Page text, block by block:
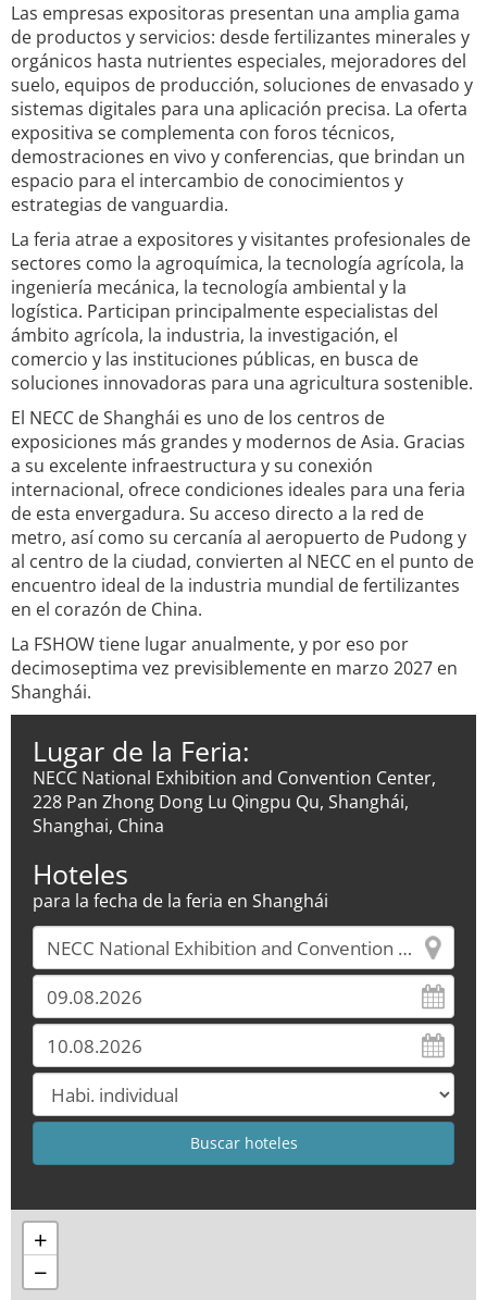
Las empresas expositoras presentan una amplia gama
de productos y servicios: desde fertilizantes minerales y
orgánicos hasta nutrientes especiales, mejoradores del
suelo, equipos de producción, soluciones de envasado y
sistemas digitales para una aplicación precisa. La oferta
expositiva se complementa con foros técnicos,
demostraciones en vivo y conferencias, que brindan un
espacio para el intercambio de conocimientos y
estrategias de vanguardia.
La feria atrae a expositores y visitantes profesionales de
sectores como la agroquímica, la tecnología agrícola, la
ingeniería mecánica, la tecnología ambiental y la
logística. Participan principalmente especialistas del
ámbito agrícola, la industria, la investigación, el
comercio y las instituciones públicas, en busca de
soluciones innovadoras para una agricultura sostenible.
El NECC de Shanghái es uno de los centros de
exposiciones más grandes y modernos de Asia. Gracias
a su excelente infraestructura y su conexión
internacional, ofrece condiciones ideales para una feria
de esta envergadura. Su acceso directo a la red de
metro, así como su cercanía al aeropuerto de Pudong y
al centro de la ciudad, convierten al NECC en el punto de
encuentro ideal de la industria mundial de fertilizantes
en el corazón de China.
La FSHOW tiene lugar anualmente, y por eso por
decimoseptima vez previsiblemente en marzo 2027 en
Shanghái.
Lugar de la Feria:
NECC National Exhibition and Convention Center,
228 Pan Zhong Dong Lu Qingpu Qu, Shanghái,
Shanghai, China
Hoteles
para la fecha de la feria en Shanghái
+
−